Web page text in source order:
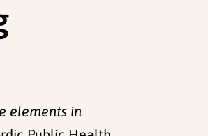
elements in